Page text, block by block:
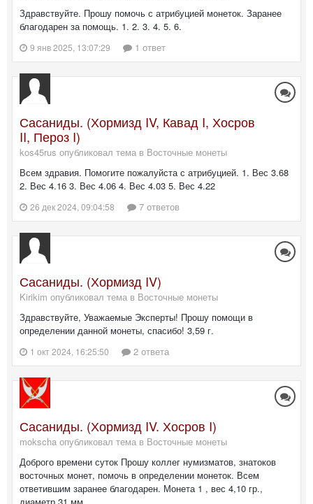
Здравствуйте. Прошу помочь с атрибуцией монеток. Заранее
благодарен за помощь. 1. 2. 3. 4. 5. 6.
9 янв 2025, 13:07:29 1 ответ
Сасаниды. (Хормизд IV, Кавад I, Хосров
II, Пероз I)
kos45rus опубликовал тема в Восточные монеты
Всем здравия. Помогите пожалуйста с атрибуцией. 1. Вес 3.68
2. Вес 4.16 3. Вес 4.06 4. Вес 4.03 5. Вес 4.22
26 дек 2024, 09:04:58 7 ответов
Сасаниды. (Хормизд IV)
Kirikim опубликовал тема в Восточные монеты
Здравствуйте, Уважаемые Эксперты! Прошу помощи в
определении данной монеты, спасибо! 3,59 г.
1 окт 2024, 16:25:50 2 ответа
Сасаниды. (Хормизд IV. Хосров I)
mokscha опубликовал тема в Восточные монеты
Доброго времени суток Прошу коллег нумизматов, знатоков
восточных монет, помочь в определении монеток. Всем
ответившим заранее благодарен. Монета 1 , вес 4,10 гр.,
диаметр 31 мм